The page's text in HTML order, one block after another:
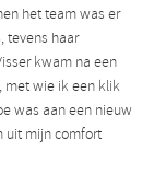
het team was er
tevens haar
kwam na een
met wie ik een klik
was aan een nieuw
uit mijn comfort